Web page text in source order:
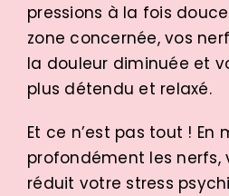
pressions à la fois
zone concernée, vos
la douleur diminuée et
plus détendu et relaxé.
Et ce n’est pas tout ! En
profondément les
réduit votre stress